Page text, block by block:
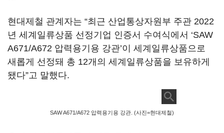
현대제철 관계자는 “최근 산업통상자원부 주관 2022
년 세계일류상품 선정기업 인증서 수여식에서 ‘SAW
A671/A672 압력용기용 강관’이 세계일류상품으로
새롭게 선정돼 총 12개의 세계일류상품을 보유하게
됐다”고 말했다.
SAW A671/A672 압력용기용 강관. (사진=현대제철)